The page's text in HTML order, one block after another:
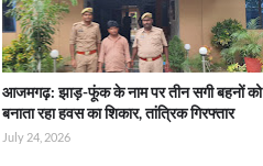
आजमगढ़: झाड़-फूंक के नाम पर तीन सगी बहनों को
बनाता रहा हवस का शिकार, तांत्रिक गिरफ्तार
July 24, 2026